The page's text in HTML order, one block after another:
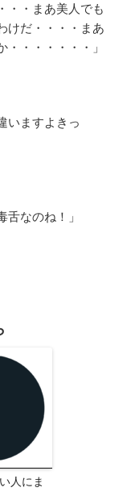
・・まあ美人でも
けだ・・・・まあ
・・・・・・」
いますよきっ
舌なのね！」
人にま